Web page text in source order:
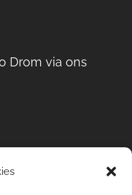
Drom via ons